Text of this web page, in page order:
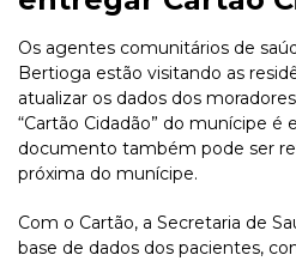
Os agentes comunitários de
Bertioga estão visitando as
atualizar os dados dos
“Cartão Cidadão” do munícipe é
documento também pode ser
próxima do munícipe.
Com o Cartão, a Secretaria de
base de dados dos pacientes,